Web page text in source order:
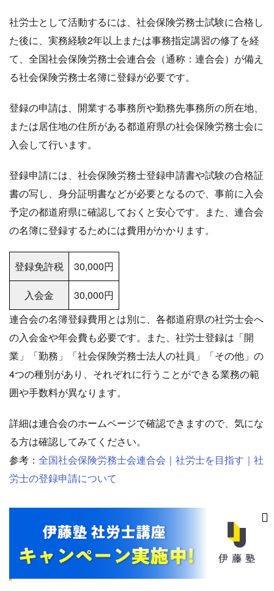
社労士として活動するには、社会保険労務士試験に合格し
た後に、実務経験2年以上または事務指定講習の修了を経
て、全国社会保険労務士会連合会（通称：連合会）が備え
る社会保険労務士名簿に登録が必要です。
登録の申請は、開業する事務所や勤務先事務所の所在地、
または居住地の住所がある都道府県の社会保険労務士会に
入会して行います。
登録申請には、社会保険労務士登録申請書や試験の合格証
書の写し、身分証明書などが必要となるので、事前に入会
予定の都道府県に確認しておくと安心です。また、連合会
の名簿に登録するためには費用がかかります。
登録免許税 30,000円
入会金
30,000円
連合会の名簿登録費用とは別に、各都道府県の社労士会へ
の入会金や年会費も必要です。また、社労士登録は「開
業」「勤務」「社会保険労務士法人の社員」「その他」の
4つの種別があり、それぞれに行うことができる業務の範
囲や手数料が異なります。
詳細は連合会のホームページで確認できますので、気にな
る方は確認してみてください。
参考： 全国社会保険労務士会連合会｜社労士を目指す｜社
労士の登録申請について
4-3. 社労士としての主要な働き方３形態
4-3-1. 社労士事務所に勤務する